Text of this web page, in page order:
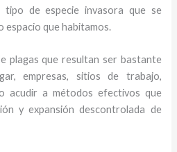
tipo de especie invasora que se
que habitamos.
plagas que resultan ser bastante
empresas, sitios de trabajo,
acudir a métodos efectivos que
y expansión descontrolada de